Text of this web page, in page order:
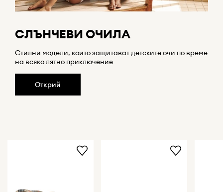
СЛЪНЧЕВИ ОЧИЛА
Стилни модели, които защитават детските очи по време
на всяко лятно приключение
Открий